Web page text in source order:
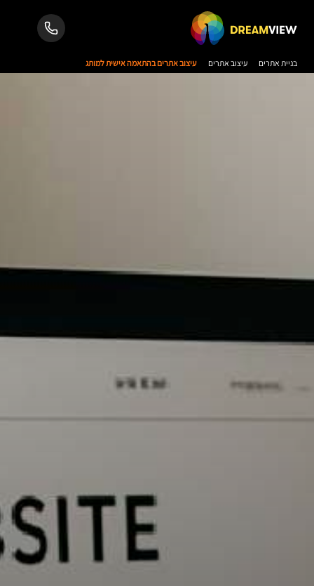
בניית אתרים עיצוב אתרים עיצוב אתרים בהתאמה אישית למותג